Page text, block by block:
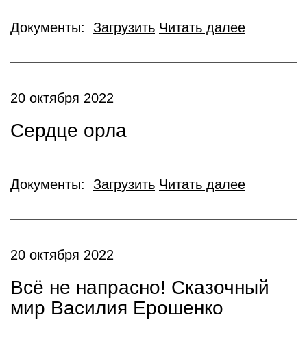
Документы: Загрузить Читать далее
20 октября 2022
Сердце орла
Документы: Загрузить Читать далее
20 октября 2022
Всё не напрасно! Сказочный
мир Василия Ерошенко